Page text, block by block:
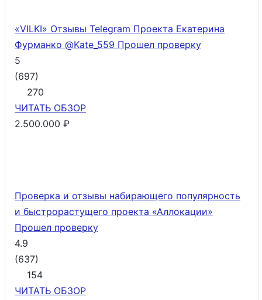
«VILKI» Отзывы Telegram Проекта Екатерина
Фурманко @Kate_559 Прошел проверку
5
(697)
270
ЧИТАТЬ ОБЗОР
2.500.000 ₽
Проверка и отзывы набирающего популярность
и быстрорастущего проекта «Аллокации»
Прошел проверку
4.9
(637)
154
ЧИТАТЬ ОБЗОР